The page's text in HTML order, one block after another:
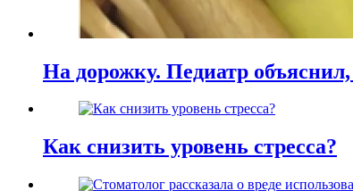
На дорожку. Педиатр
Как снизить уровень стресса?